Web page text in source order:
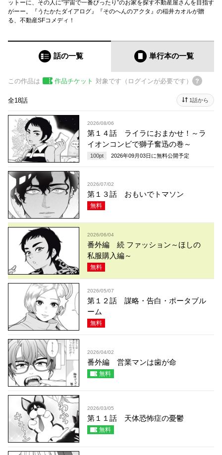
ットーに、その人に“宇宙で一番ぴったり”のお家を探す不動産屋さんを目指す
がーー。『うたかたダイアログ』『そのへんのアクタ』の稲井カオルが贈
る、不動産SFコメディ！
話の一覧 単行本の一覧
この作品は 作品チケット 対象です（ログインが必要です）
全18話 1話から
2026/08/06
第１４話 ライラにおまかせ！～ラ
イオンコンビで獅子奮迅の巻～
100pt 2026年09月03日 に無料公開予定
2026/07/02
第１３話 おもいでトマソン
無料
2026/06/04
番外編 続 ファッション～ほしの
私服購入編～
無料
2026/05/07
第１２話 謀略・告白・ポータブル
ーム
無料
2026/04/02
番外編 営業マンは歯が命
無料
2026/03/05
第１１話 天体恐怖症の憂鬱
無料